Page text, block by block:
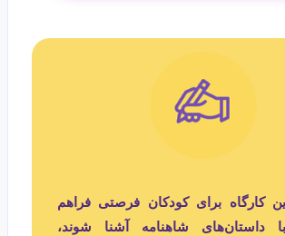
کارگاه برای کودکان فرصتی فراهم
داستان‌های شاهنامه آشنا شوند،